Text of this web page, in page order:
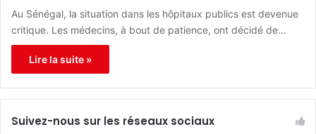
Au Sénégal, la situation dans les hôpitaux publics est devenue
critique. Les médecins, à bout de patience, ont décidé de…
Lire la suite »
Suivez-nous sur les réseaux sociaux